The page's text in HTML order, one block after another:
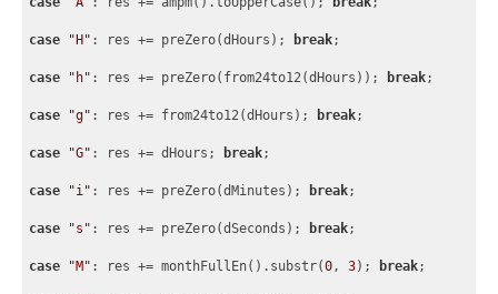
case "H" : res += preZero(dHours); break;
case "h" : res += preZero(from24to12(dHours)); break;
case "g" : res += from24to12(dHours); break;
case "G" : res += dHours; break;
case "i" : res += preZero(dMinutes); break;
case "s" : res += preZero(dSeconds); break;
case "M" : res += monthFullEn().substr(0 , 3); break;